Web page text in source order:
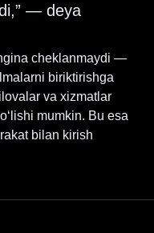
— deya
cheklanmaydi —
biriktirishga
va xizmatlar
mumkin. Bu esa
bilan kirish